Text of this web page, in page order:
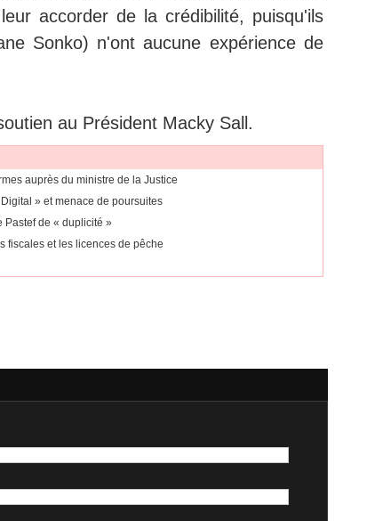
accorder de la crédibilité, puisqu'ils
Sonko) n'ont aucune expérience de
au Président Macky Sall.
auprès du ministre de la Justice
» et menace de poursuites
Pastef de « duplicité »
fiscales et les licences de pêche